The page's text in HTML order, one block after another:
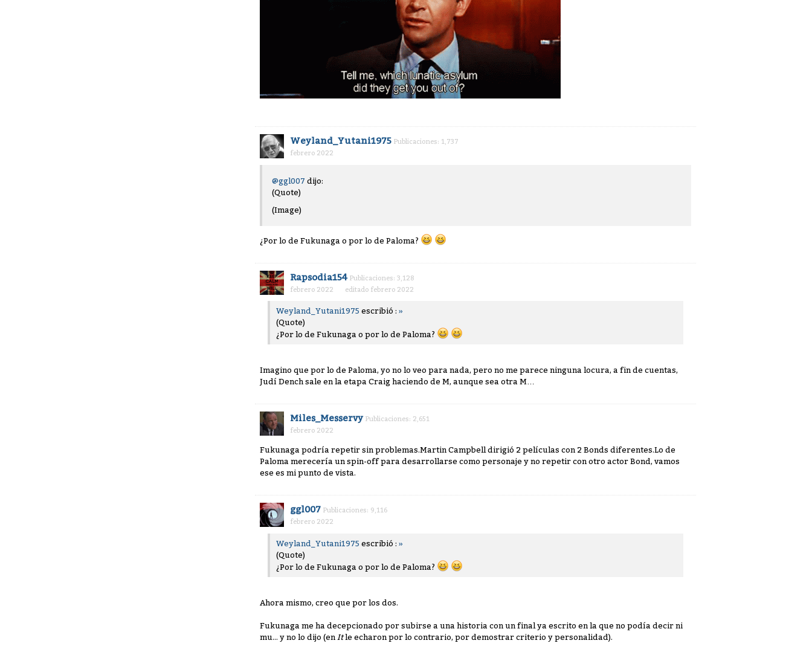
Weyland_Yutani1975 Publicaciones: 1,737
febrero 2022
@ggl007 dijo:
(Quote)
(Image)
¿Por lo de Fukunaga o por lo de Paloma?
Rapsodia154 Publicaciones: 3,128
febrero 2022
editado febrero 2022
Weyland_Yutani1975 escribió : »
(Quote)
¿Por lo de Fukunaga o por lo de Paloma?
Imagino que por lo de Paloma, yo no lo veo para nada, pero no me parece ninguna locura, a fin de cuentas,
Judí Dench sale en la etapa Craig haciendo de M, aunque sea otra M…
Miles_Messervy Publicaciones: 2,651
febrero 2022
Fukunaga podría repetir sin problemas.Martin Campbell dirigió 2 películas con 2 Bonds diferentes.Lo de
Paloma merecería un spin-off para desarrollarse como personaje y no repetir con otro actor Bond, vamos
ese es mi punto de vista.
ggl007 Publicaciones: 9,116
febrero 2022
Weyland_Yutani1975 escribió : »
(Quote)
¿Por lo de Fukunaga o por lo de Paloma?
Ahora mismo, creo que por los dos.
Fukunaga me ha decepcionado por subirse a una historia con un final ya escrito en la que no podía decir ni
mu... y no lo dijo (en Itle echaron por lo contrario, por demostrar criterio y personalidad).